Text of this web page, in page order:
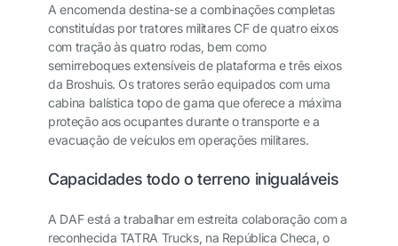
A encomenda destina-se a combinações completas
constituídas por tratores militares CF de quatro eixos
com tração às quatro rodas, bem como
semirreboques extensíveis de plataforma e três eixos
da Broshuis. Os tratores serão equipados com uma
cabina balística topo de gama que oferece a máxima
proteção aos ocupantes durante o transporte e a
evacuação de veículos em operações militares.
Capacidades todo o terreno inigualáveis
A DAF está a trabalhar em estreita colaboração com a
reconhecida TATRA Trucks, na República Checa, o